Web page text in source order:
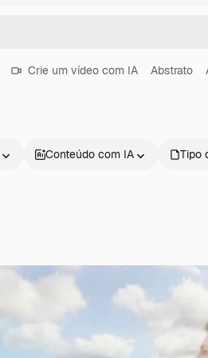
Crie um vídeo com IA Abstrato
Conteúdo com IA Tipo
Produtos